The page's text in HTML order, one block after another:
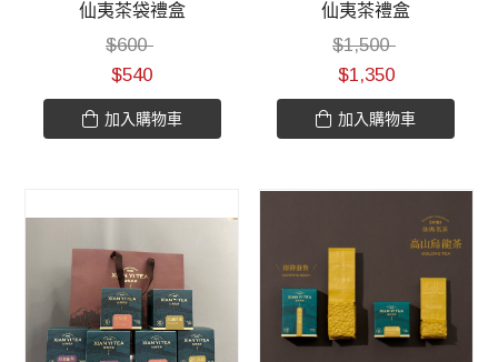
仙夷茶袋禮盒
$600
$540
加入購物車
仙夷茶禮盒
$1,500
$1,350
加入購物車